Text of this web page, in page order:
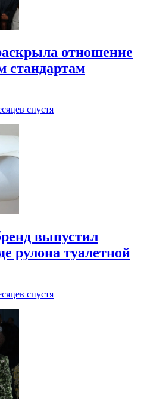
отношение
стандартам
спустя
выпустил
рулона туалетной
спустя